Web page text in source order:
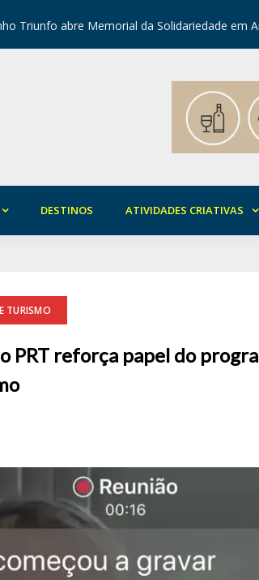
Triunfo abre Memorial da Solidariedade em
DESTINOS ATIVIDADES CRIATIVAS
TURISMO
PRT reforça papel do